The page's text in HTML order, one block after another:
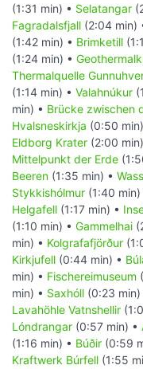
(1:31 min) • Selatangar
Fagradalsfjall (2:04 min)
(1:42 min) • Brimketill
(1:24 min) •
Thermalquelle
(1:14 min) • Valahnúkur
min) • Brücke zwischen
Hvalsneskirkja (0:50
Eldborg Krater (2:00
Mittelpunkt der Erde
Beeren (1:35 min) •
Stykkishólmur (1:40 min)
Helgafell (1:17 min) •
(1:10 min) • Gammelhai
min) • Kolgrafafjörður
Kirkjufell (0:44 min) •
min) • Fischereimuseum
min) • Saxhóll (0:23 min)
Lavahöhle Vatnshellir
Lóndrangar (0:57 min) •
(1:16 min) • Búðir (0:59
Kraftwerk Búrfell (1:55